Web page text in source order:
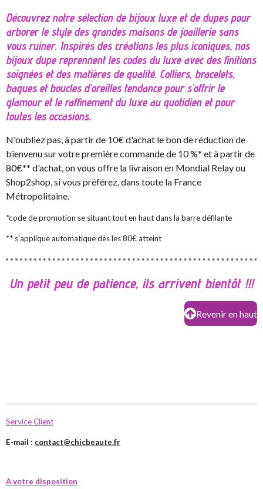
Découvrez notre sélection de bijoux luxe et de dupes pour
arborer le style des grandes maisons de joaillerie sans
vous ruiner. Inspirés des créations les plus iconiques, nos
bijoux dupe reprennent les codes du luxe avec des finitions
soignées et des matières de qualité. Colliers, bracelets,
bagues et boucles d'oreilles tendance pour s'offrir le
glamour et le raffinement du luxe au quotidien et pour
toutes les occasions.
N'oubliez pas, à partir de 10€ d'achat le bon de réduction de
bienvenu sur votre première commande de 10 %* et à partir de
80€** d'achat, on vous offre la livraison en Mondial Relay ou
Shop2shop, si vous préférez, dans toute la France
Métropolitaine.
*code de promotion se situant tout en haut dans la barre défilante
** s'applique automatique dès les 80€ atteint
Un petit peu de patience, ils arrivent bientôt !!!
Revenir en haut
Service Client
E-mail : contact@chicbeaute.fr
A votre disposition